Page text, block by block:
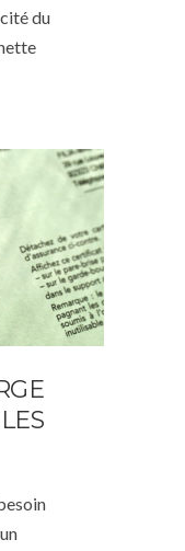
du